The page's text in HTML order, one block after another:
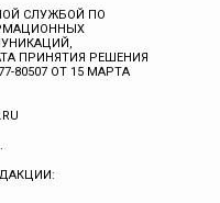
СЛУЖБОЙ ПО
ПРИНЯТИЯ РЕШЕНИЯ
80507 ОТ 15 МАРТА